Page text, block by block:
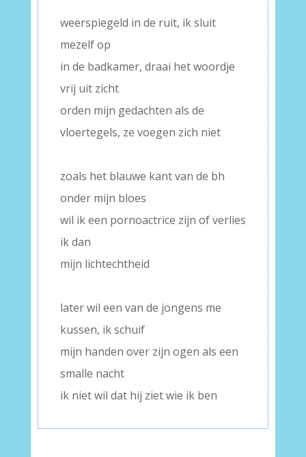
weerspiegeld in de ruit, ik sluit
mezelf op
in de badkamer, draai het woordje
vrij uit zicht
orden mijn gedachten als de
vloertegels, ze voegen zich niet
zoals het blauwe kant van de bh
onder mijn bloes
wil ik een pornoactrice zijn of verlies
ik dan
mijn lichtechtheid
later wil een van de jongens me
kussen, ik schuif
mijn handen over zijn ogen als een
smalle nacht
ik niet wil dat hij ziet wie ik ben